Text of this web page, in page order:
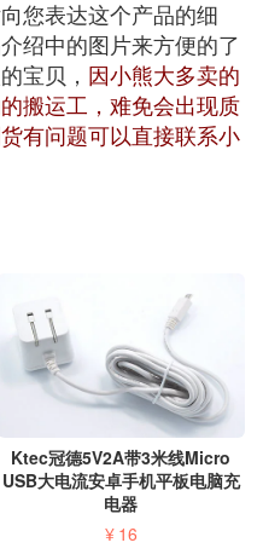
您表达这个产品的细
绍中的图片来方便的了
宝贝， 因小熊大多卖的
搬运工，难免会出现质
有问题可以直接联系小
Ktec冠德5V2A带3米线Micro
USB大电流安卓手机平板电脑充
电器
¥ 16